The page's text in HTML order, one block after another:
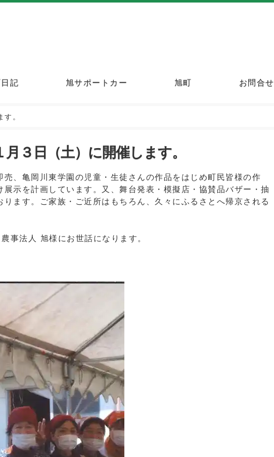
記 旭サポートカー 旭町 お問合せ
。
３日（土）に開催します。
、亀岡川東学園の児童・生徒さんの作品をはじめ町民皆様の作
示を計画しています。又、舞台発表・模擬店・協賛品バザー・抽
ます。ご家族・ご近所はもちろん、久々にふるさとへ帰京される
事法人 旭様にお世話になります。